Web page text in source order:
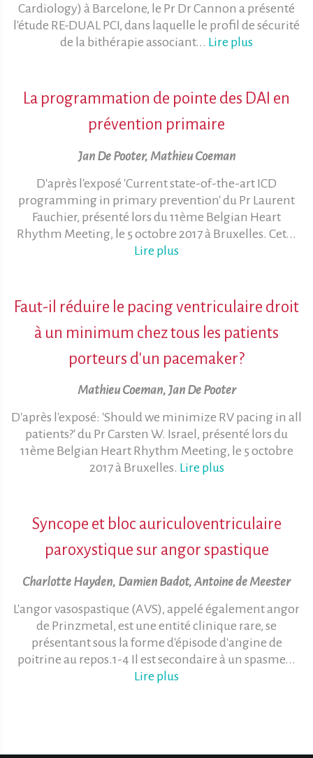
Cardiology) à Barcelone, le Pr Dr Cannon a présenté
l'étude RE-DUAL PCI, dans laquelle le profil de sécurité
de la bithérapie associant... Lire plus
La programmation de pointe des DAI en
prévention primaire
Jan De Pooter, Mathieu Coeman
D'après l'exposé 'Current state-of-the-art ICD
programming in primary prevention' du Pr Laurent
Fauchier, présenté lors du 11ème Belgian Heart
Rhythm Meeting, le 5 octobre 2017 à Bruxelles. Cet...
Lire plus
Faut-il réduire le pacing ventriculaire droit
à un minimum chez tous les patients
porteurs d'un pacemaker?
Mathieu Coeman, Jan De Pooter
D'après l'exposé: 'Should we minimize RV pacing in all
patients?' du Pr Carsten W. Israel, présenté lors du
11ème Belgian Heart Rhythm Meeting, le 5 octobre
2017 à Bruxelles. Lire plus
Syncope et bloc auriculoventriculaire
paroxystique sur angor spastique
Charlotte Hayden, Damien Badot, Antoine de Meester
L'angor vasospastique (AVS), appelé également angor
de Prinzmetal, est une entité clinique rare, se
présentant sous la forme d'épisode d'angine de
poitrine au repos.1-4 Il est secondaire à un spasme...
Lire plus